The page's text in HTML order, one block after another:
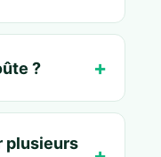
?
plusieurs